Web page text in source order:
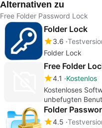
Alternativen zu
Free Folder Password Lock
Folder Lock
3.6
Folder Lock
Free Folder
4.1
Kostenlos
Kostenloses
unbefugten
Folder
4.5